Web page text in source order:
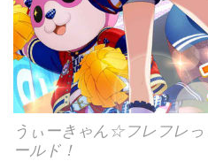
うぃーきゃん☆フレフレ
ールド！